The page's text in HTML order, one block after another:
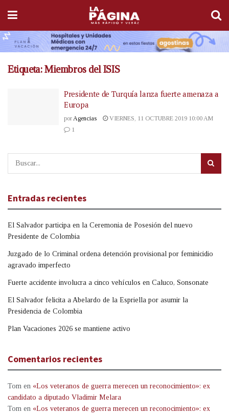
Etiqueta:Miembros del ISIS
Presidente de Turquía lanza fuerte amenaza a
Europa
por Agencias
VIERNES, 11 OCTUBRE 2019 10:00 AM
1
Entradas recientes
El Salvador participa en la Ceremonia de Posesión del nuevo
Presidente de Colombia
Juzgado de lo Criminal ordena detención provisional por feminicidio
agravado imperfecto
Fuerte accidente involucra a cinco vehículos en Caluco, Sonsonate
El Salvador felicita a Abelardo de la Espriella por asumir la
Presidencia de Colombia
Plan Vacaciones 2026 se mantiene activo
Comentarios recientes
Tom en «Los veteranos de guerra merecen un reconocimiento»: ex
candidato a diputado Vladimir Melara
Tom en «Los veteranos de guerra merecen un reconocimiento»: ex